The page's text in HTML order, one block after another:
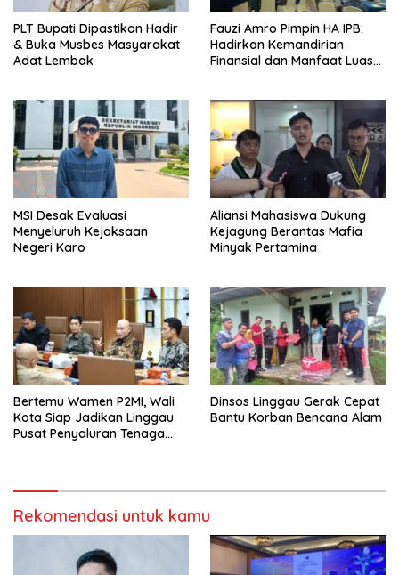
PLT Bupati Dipastikan Hadir
& Buka Musbes Masyarakat
Adat Lembak
Fauzi Amro Pimpin HA IPB:
Hadirkan Kemandirian
Finansial dan Manfaat Luas
MSI Desak Evaluasi
Menyeluruh Kejaksaan
Negeri Karo
‎Aliansi Mahasiswa Dukung
Kejagung Berantas Mafia
Minyak Pertamina
Bertemu Wamen P2MI, Wali
Kota Siap Jadikan Linggau
Pusat Penyaluran Tenaga
Dinsos Linggau Gerak Cepat
Bantu Korban Bencana Alam
Rekomendasi untuk kamu